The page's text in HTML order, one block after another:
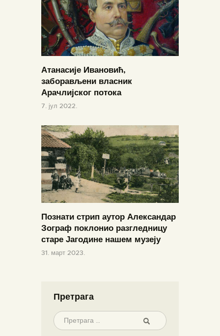
Атанасије Ивановић,
заборављени власник
Арачлијског потока
7. јул 2022.
Познати стрип аутор Александар
Зограф поклонио разгледницу
старе Јагодине нашем музеју
31. март 2023.
Претрага